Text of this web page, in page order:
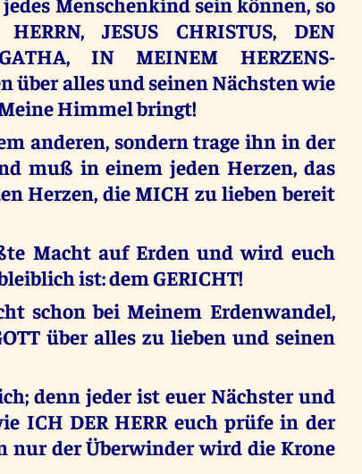
JESUS CHRISTUS, DEN
IN MEINEM HERZENS-
über alles und seinen Nächsten wie
Himmel bringt!
anderen, sondern trage ihn in der
muß in einem jeden Herzen, das
Herzen, die MICH zu lieben bereit
Macht auf Erden und wird euch
ist: dem GERICHT!
schon bei Meinem Erdenwandel,
über alles zu lieben und seinen
denn jeder ist euer Nächster und
ICH DER HERR euch prüfe in der
nur der Überwinder wird die Krone